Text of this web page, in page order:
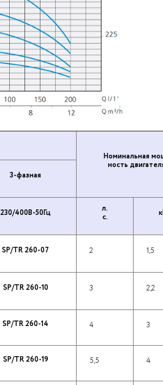
Но­ми­наль­ная
ность
3-фазная
230/400В-50Гц
л.
с.
SP/TR 260-07 2 1,5
SP/TR 260-10 3 2,2
SP/TR 260-14 4 3
SP/TR 260-19 5,5 4